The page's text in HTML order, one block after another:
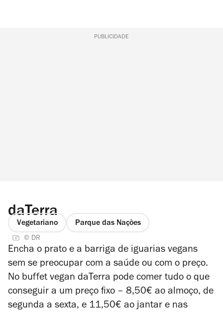
PUBLICIDADE
daTerra
Vegetariano Parque das Nações
© DR
Encha o prato e a barriga de iguarias vegans
sem se preocupar com a saúde ou com o preço.
No buffet vegan daTerra pode comer tudo o que
conseguir a um preço fixo – 8,50€ ao almoço, de
segunda a sexta, e 11,50€ ao jantar e nas